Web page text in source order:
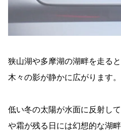
狭山湖や多摩湖の湖畔を走る
木々の影が静かに広がります。
低い冬の太陽が水面に反射し
や霜が残る日には幻想的な湖